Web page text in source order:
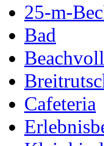
25-m-
Bad
Cafeteria